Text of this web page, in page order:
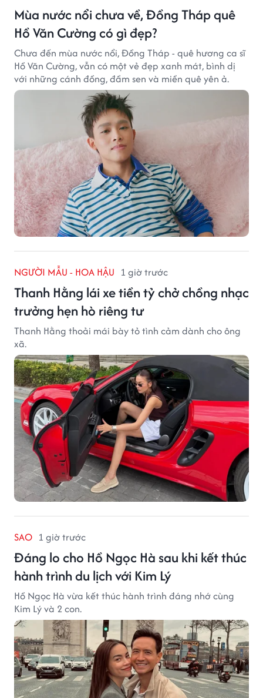
Mùa nước nổi chưa về, Đồng Tháp quê
Hồ Văn Cường có gì đẹp?
Chưa đến mùa nước nổi, Đồng Tháp - quê hương ca sĩ
Hồ Văn Cường, vẫn có một vẻ đẹp xanh mát, bình dị
với những cánh đồng, đầm sen và miền quê yên ả.
NGƯỜI MẪU - HOA HẬU 1 giờ trước
Thanh Hằng lái xe tiền tỷ chở chồng nhạc
trưởng hẹn hò riêng tư
Thanh Hằng thoải mái bày tỏ tình cảm dành cho ông
xã.
SAO 1 giờ trước
Đáng lo cho Hồ Ngọc Hà sau khi kết thúc
hành trình du lịch với Kim Lý
Hồ Ngọc Hà vừa kết thúc hành trình đáng nhớ cùng
Kim Lý và 2 con.